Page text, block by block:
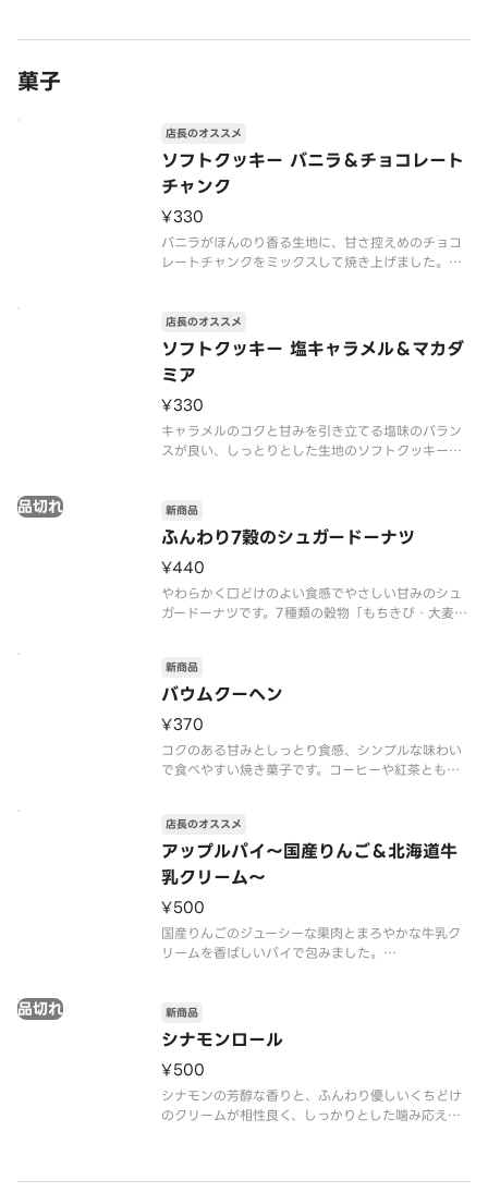
ださい。※写真はイメージです。
菓子
ソフトクッキー バニラ＆チョコレート
チャンク
店長のオススメ
¥330
バニラがほんのり香る生地に、甘さ控えめのチョコ
レートチャンクをミックスして焼き上げました。何
※食物アレルギー・エネルギー情報に関しては、タ
リーズコーヒージャパン公式ホームページをご覧く
ださい。※写真はイメージです。
ソフトクッキー 塩キャラメル＆マカダ
ミア
店長のオススメ
¥330
キャラメルのコクと甘みを引き立てる塩味のバラン
スが良い、しっとりとした生地のソフトクッキー。
※食物アレルギー・エネルギー情報に関しては、タ
リーズコーヒージャパン公式ホームページをご覧く
ださい。※写真はイメー
ふんわり7穀のシュガードーナツ
品切れ 新商品
¥440
やわらかく口どけのよい食感でやさしい甘みのシュ
ガードーナツです。7種類の穀物「もちきび・大麦・
※「黒い粒」は黒いりごま由来のものです
リーズコ
バウムクーヘン
新商品
¥370
コクのある甘みとしっとり食感、シンプルな味わい
で食べやすい焼き菓子です。コーヒーや紅茶とも相
※食物アレルギー・エネルギー情報に関しては、タ
リーズコーヒージャパン公式ホームページをご覧く
ださい。※写真はイメージです。
アップルパイ～国産りんご＆北海道牛
乳クリーム～
店長のオススメ
¥500
国産りんごのジューシーな果肉とまろやかな牛乳ク
リームを香ばしいパイで包みました。
リーズコーヒージャパン公式ホームページをご覧く
ださい。※写真はイメージです。
シナモンロール
品切れ 新商品
¥500
シナモンの芳醇な香りと、ふんわり優しいくちどけ
のクリームが相性良く、しっかりとした噛み応えが